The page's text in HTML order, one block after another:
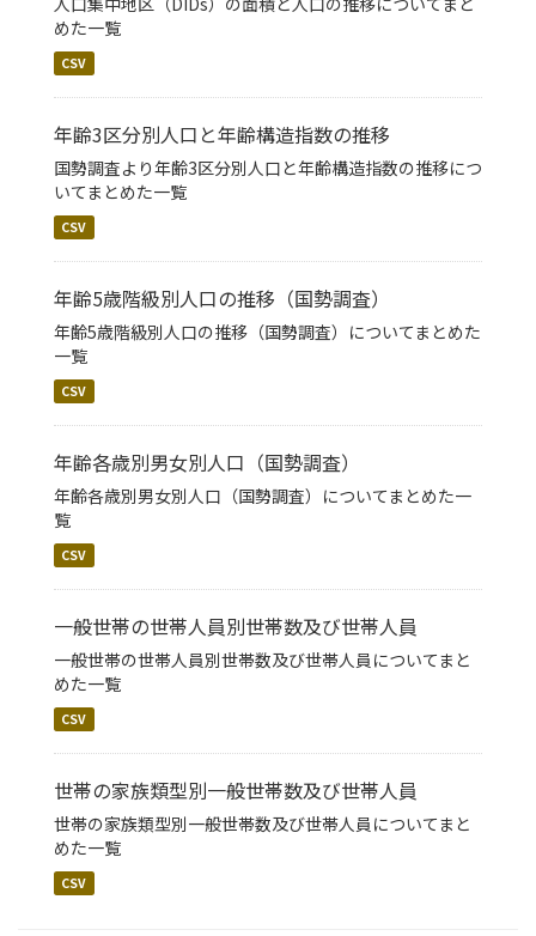
めた一覧
CSV
年齢3区分別人口と年齢構造指数の推移
国勢調査より年齢3区分別人口と年齢構造指数の推移につ
いてまとめた一覧
CSV
年齢5歳階級別人口の推移（国勢調査）
年齢5歳階級別人口の推移（国勢調査）についてまとめた
一覧
CSV
年齢各歳別男女別人口（国勢調査）
年齢各歳別男女別人口（国勢調査）についてまとめた一
覧
CSV
一般世帯の世帯人員別世帯数及び世帯人員
一般世帯の世帯人員別世帯数及び世帯人員についてまと
めた一覧
CSV
世帯の家族類型別一般世帯数及び世帯人員
世帯の家族類型別一般世帯数及び世帯人員についてまと
めた一覧
CSV